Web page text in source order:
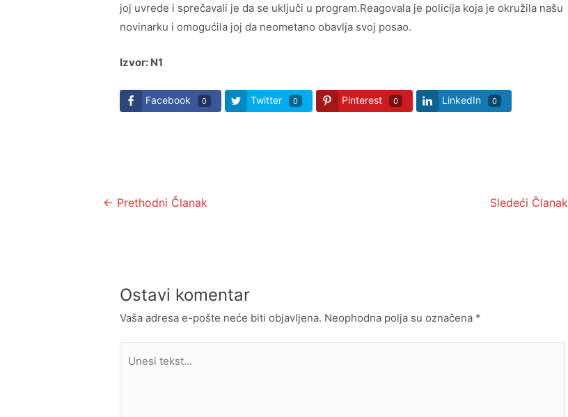
joj uvrede i sprečavali je da se uključi u program.Reagovala je policija koja je okružila našu
novinarku i omogućila joj da neometano obavlja svoj posao.
Izvor: N1
Facebook 0 Twitter 0 Pinterest 0 LinkedIn 0
Kretanje
← Prethodni Članak Sledeći Članak
Ostavi komentar
Vaša adresa e-pošte neće biti objavljena. Neophodna polja su označena *